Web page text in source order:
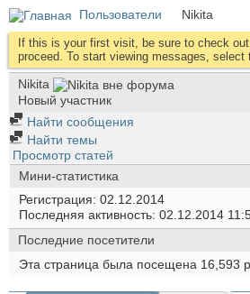
Пользователи Nikita
If this is your first visit, be sure to check
proceed. To start viewing messages,
Nikita
Новый участник
Найти сообщения
Найти темы
Просмотр статей
Мини-статистика
Регистрация 02.12.2014
Последняя активность 02.12.2014
Последние посетители
Эта страница была посещена 16,593